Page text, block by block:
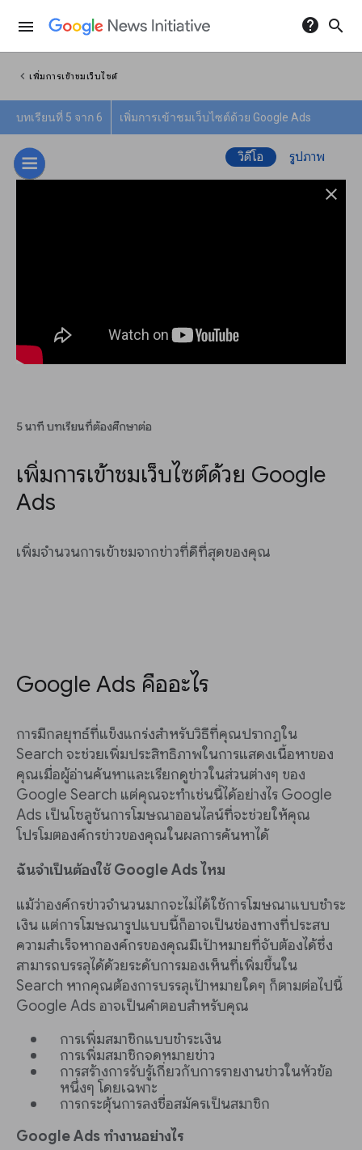
menu help search
chevron_left เพิ่มการเข้าชมเว็บไซต์
บทเรียนที่ 5 จาก 6 เพิ่มการเข้าชมเว็บไซต์ด้วย Google Ads
วิดีโอ รูปภาพ
close
5 นาที บทเรียนที่ต้องศึกษาต่อ
เพิ่มการเข้าชมเว็บไซต์ด้วย Google
Ads
เพิ่มจำนวนการเข้าชมจากข่าวที่ดีที่สุดของคุณ
Google Ads คืออะไร
การมีกลยุทธ์ที่แข็งแกร่งสำหรับวิธีที่คุณปรากฏใน
Search จะช่วยเพิ่มประสิทธิภาพในการแสดงเนื้อหาของ
คุณเมื่อผู้อ่านค้นหาและเรียกดูข่าวในส่วนต่างๆ ของ
Google Search แต่คุณจะทำเช่นนี้ได้อย่างไร Google
Ads เป็นโซลูชันการโฆษณาออนไลน์ที่จะช่วยให้คุณ
โปรโมตองค์กรข่าวของคุณในผลการค้นหาได้
ฉันจำเป็นต้องใช้ Google Ads ไหม
แม้ว่าองค์กรข่าวจำนวนมากจะไม่ได้ใช้การโฆษณาแบบชำระ
เงิน แต่การโฆษณารูปแบบนี้ก็อาจเป็นช่องทางที่ประสบ
ความสำเร็จหากองค์กรของคุณมีเป้าหมายที่จับต้องได้ซึ่ง
สามารถบรรลุได้ด้วยระดับการมองเห็นที่เพิ่มขึ้นใน
Search หากคุณต้องการบรรลุเป้าหมายใดๆ ก็ตามต่อไปนี้
Google Ads อาจเป็นคำตอบสำหรับคุณ
การเพิ่มสมาชิกแบบชำระเงิน
การเพิ่มสมาชิกจดหมายข่าว
การสร้างการรับรู้เกี่ยวกับการรายงานข่าวในหัวข้อ
หนึ่งๆ โดยเฉพาะ
การกระตุ้นการลงชื่อสมัครเป็นสมาชิก
Google Ads ทำงานอย่างไร